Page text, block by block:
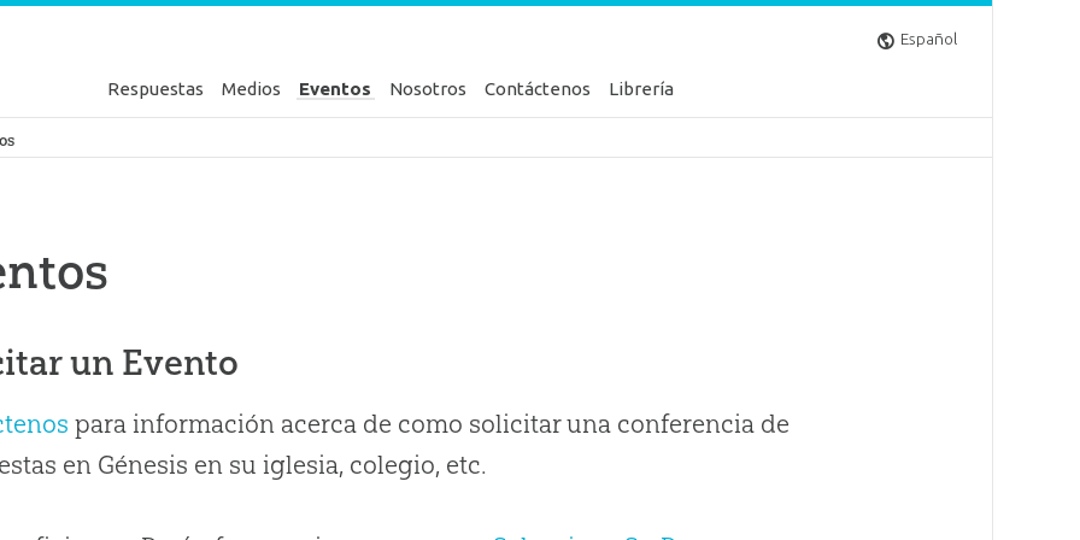
Español
Respuestas Medios Eventos Nosotros Contáctenos Librería
Génesis
un Evento
para información acerca de como solicitar una conferencia de
en Génesis en su iglesia, colegio, etc.